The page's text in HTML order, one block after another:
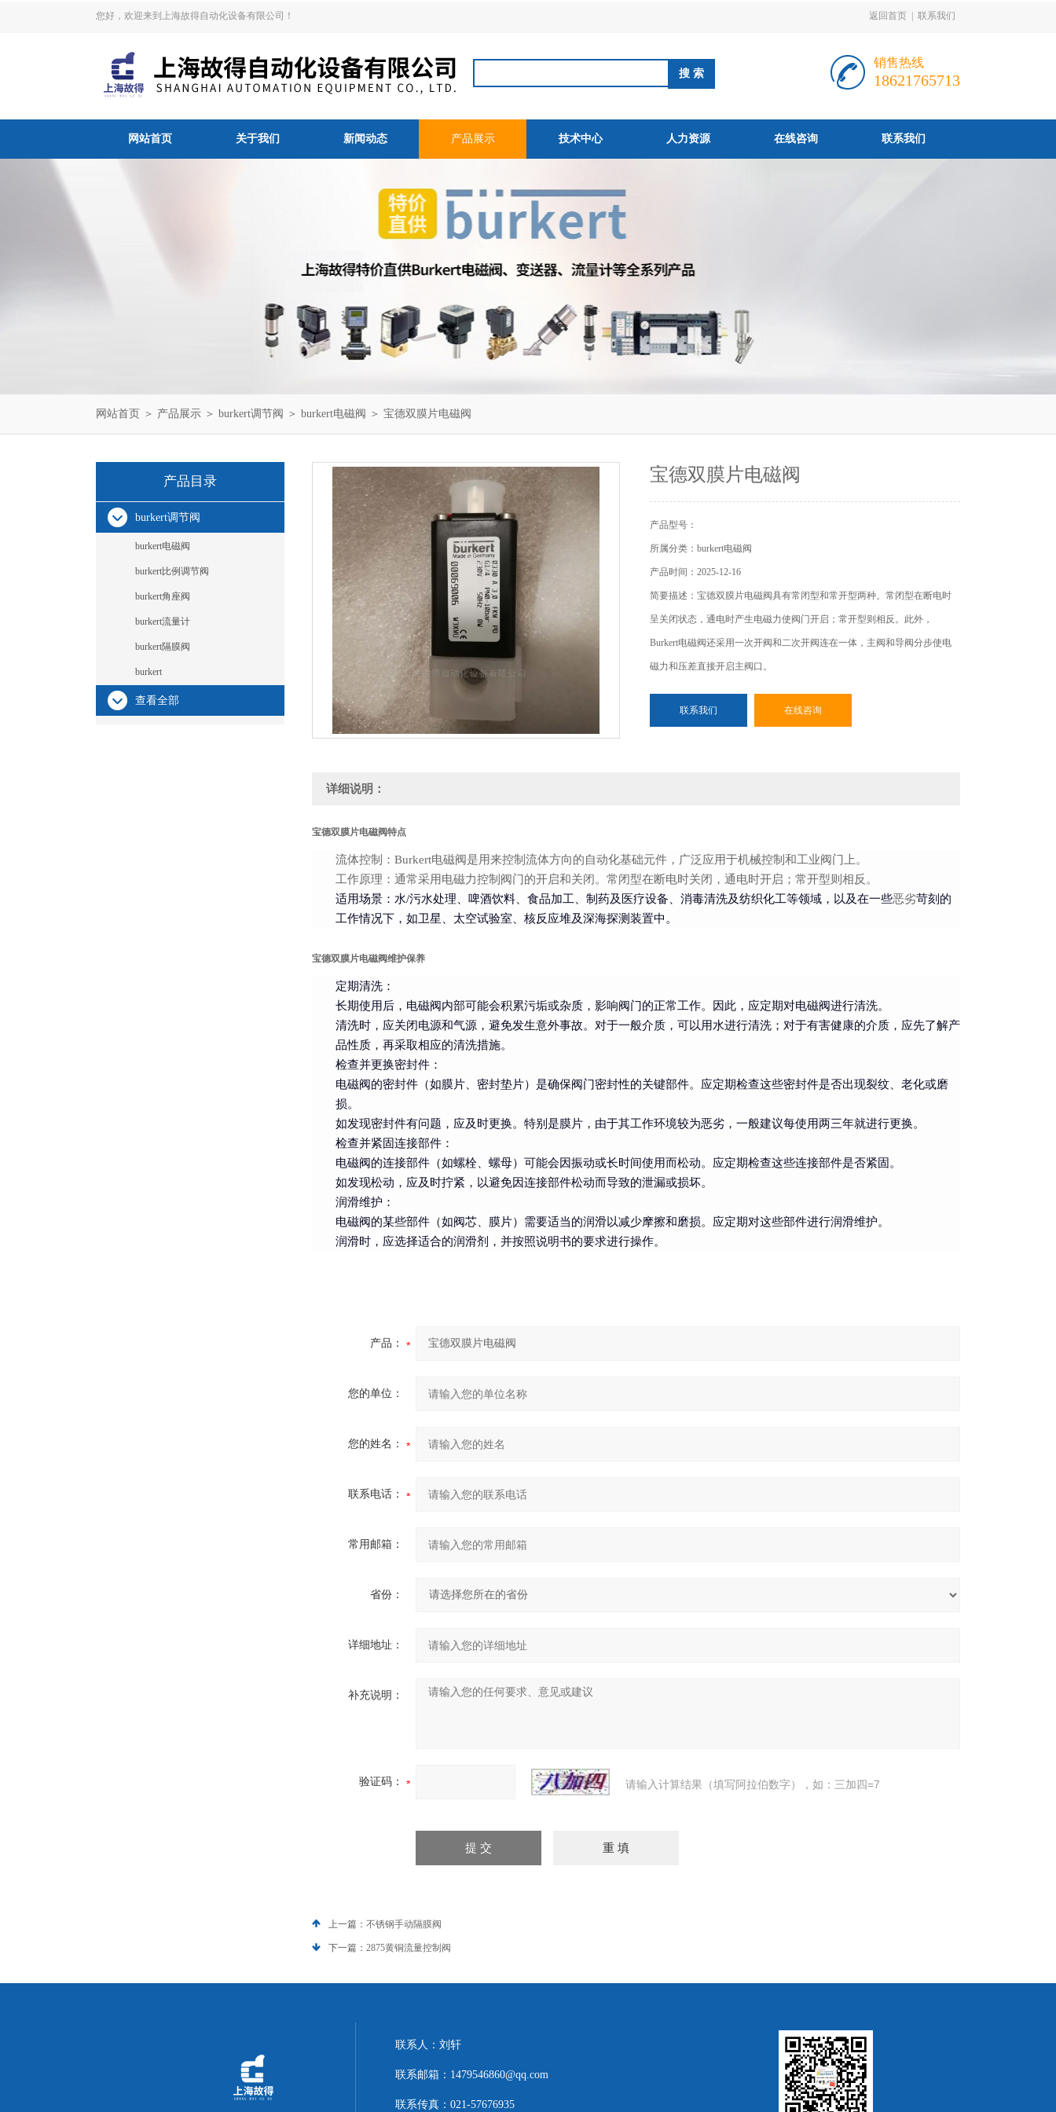
您好，欢迎来到上海故得自动化设备有限公司！ 返回首页 联系我们
销售热线
18621765713
网站首页 关于我们 新闻动态 产品展示 技术中心 人力资源 在线咨询 联系我们
网站首页 ＞ 产品展示 ＞ burkert调节阀 ＞ burkert电磁阀 ＞ 宝德双膜片电磁阀
产品目录
burkert调节阀
burkert电磁阀
burkert比例调节阀
burkert角座阀
burkert流量计
burkert隔膜阀
burkert
查看全部
宝德双膜片电磁阀
产品型号：
所属分类：burkert电磁阀
产品时间：2025-12-16
简要描述：宝德双膜片电磁阀具有常闭型和常开型两种。常闭型在断电时
呈关闭状态，通电时产生电磁力使阀门开启；常开型则相反。此外，
Burkert电磁阀还采用一次开阀和二次开阀连在一体，主阀和导阀分步使电
磁力和压差直接开启主阀口。
联系我们 在线咨询
详细说明：
宝德双膜片电磁阀特点
流体控制：Burkert电磁阀是用来控制流体方向的自动化基础元件，广泛应用于机械控制和工业阀门上。
工作原理：通常采用电磁力控制阀门的开启和关闭。常闭型在断电时关闭，通电时开启；常开型则相反。
适用场景：水/污水处理、啤酒饮料、食品加工、制药及医疗设备、消毒清洗及纺织化工等领域，以及在一些恶劣苛刻的
工作情况下，如卫星、太空试验室、核反应堆及深海探测装置中。
宝德双膜片电磁阀维护保养
定期清洗 ：
长期使用后，电磁阀内部可能会积累污垢或杂质，影响阀门的正常工作。因此，应定期对电磁阀进行清洗。
清洗时，应关闭电源和气源，避免发生意外事故。对于一般介质，可以用水进行清洗；对于有害健康的介质，应先了解产
品性质，再采取相应的清洗措施。
检查并更换密封件 ：
电磁阀的密封件（如膜片、密封垫片）是确保阀门密封性的关键部件。应定期检查这些密封件是否出现裂纹、老化或磨
损。
如发现密封件有问题，应及时更换。特别是膜片，由于其工作环境较为恶劣，一般建议每使用两三年就进行更换。
检查并紧固连接部件 ：
电磁阀的连接部件（如螺栓、螺母）可能会因振动或长时间使用而松动。应定期检查这些连接部件是否紧固。
如发现松动，应及时拧紧，以避免因连接部件松动而导致的泄漏或损坏。
润滑维护 ：
电磁阀的某些部件（如阀芯、膜片）需要适当的润滑以减少摩擦和磨损。应定期对这些部件进行润滑维护。
润滑时，应选择适合的润滑剂，并按照说明书的要求进行操作。
产品：
您的单位：
您的姓名：
联系电话：
常用邮箱：
省份：
详细地址：
补充说明：
验证码： 请输入计算结果（填写阿拉伯数字），如：三加四=7
上一篇： 不锈钢手动隔膜阀
下一篇： 2875黄铜流量控制阀
联系人：刘轩
联系邮箱：1479546860@qq.com
联系传真：021-57676935